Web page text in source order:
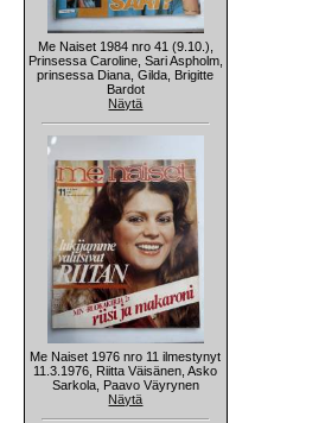
Me Naiset 1984 nro 41 (9.10.),
Prinsessa Caroline, Sari Aspholm,
prinsessa Diana, Gilda, Brigitte
Bardot
Näytä
Me Naiset 1976 nro 11 ilmestynyt
11.3.1976, Riitta Väisänen, Asko
Sarkola, Paavo Väyrynen
Näytä